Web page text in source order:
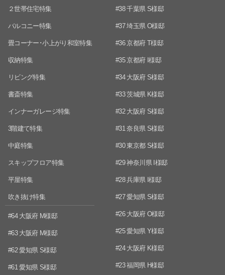
２世帯住宅特集
バルコニー特集
畳コーナー･小上がり和室特集
収納特集
リビング特集
書斎特集
インナーガレージ特集
3階建て特集
中庭特集
スキップフロア特集
平屋特集
吹き抜け特集
#64 大阪府 M様邸
#63 大阪府 M様邸
#62 愛知県 S様邸
#61 愛知県 S様邸
#38 千葉県 S様邸
#37 埼玉県 O様邸
#36 京都府 T様邸
#35 京都府 I様邸
#34 大阪府 S様邸
#33 茨城県 K様邸
#32 大阪府 S様邸
#31 奈良県 S様邸
#30 東京都 S様邸
#29 神奈川県 I様邸
#28 兵庫県 I様邸
#27 愛知県 S様邸
#26 大阪府 O様邸
#25 愛知県 Y様邸
#24 大阪府 K様邸
#23 福岡県 H様邸